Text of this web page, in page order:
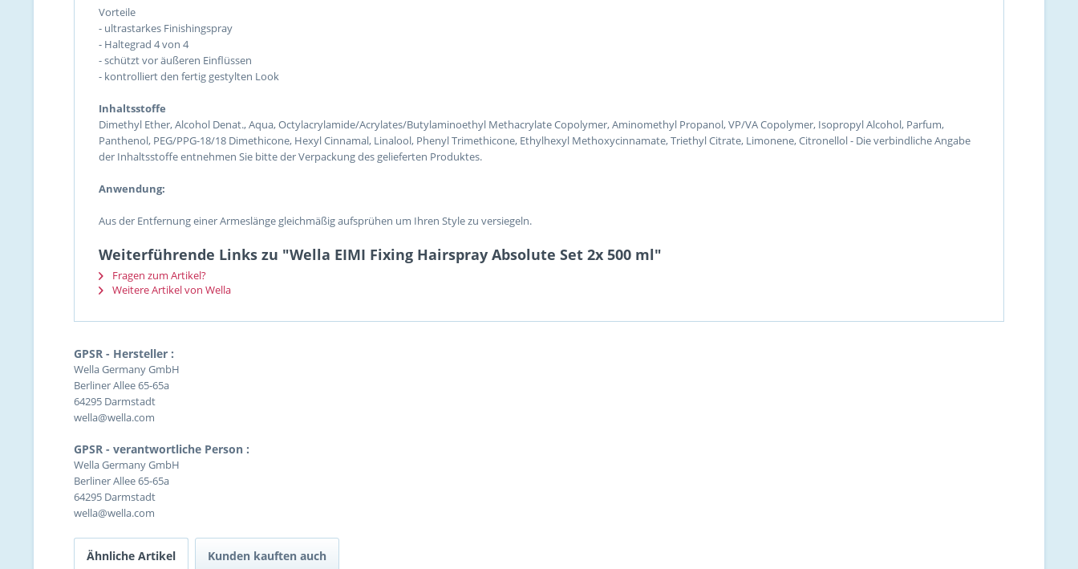
Vorteile
- ultrastarkes Finishingspray
- Haltegrad 4 von 4
- schützt vor äußeren Einflüssen
- kontrolliert den fertig gestylten Look
Inhaltsstoffe
Dimethyl Ether, Alcohol Denat., Aqua, Octylacrylamide/Acrylates/Butylaminoethyl Methacrylate Copolymer, Aminomethyl Propanol, VP/VA Copolymer, Isopropyl Alcohol, Parfum,
Panthenol, PEG/PPG-18/18 Dimethicone, Hexyl Cinnamal, Linalool, Phenyl Trimethicone, Ethylhexyl Methoxycinnamate, Triethyl Citrate, Limonene, Citronellol - Die verbindliche Angabe
der Inhaltsstoffe entnehmen Sie bitte der Verpackung des gelieferten Produktes.
Anwendung:
Aus der Entfernung einer Armeslänge gleichmäßig aufsprühen um Ihren Style zu versiegeln.
Weiterführende Links zu "Wella EIMI Fixing Hairspray Absolute Set 2x 500 ml"
Fragen zum Artikel?
Weitere Artikel von Wella
GPSR - Hersteller :
Wella Germany GmbH
Berliner Allee 65-65a
64295 Darmstadt
wella@wella.com
GPSR - verantwortliche Person :
Wella Germany GmbH
Berliner Allee 65-65a
64295 Darmstadt
wella@wella.com
Ähnliche Artikel Kunden kauften auch